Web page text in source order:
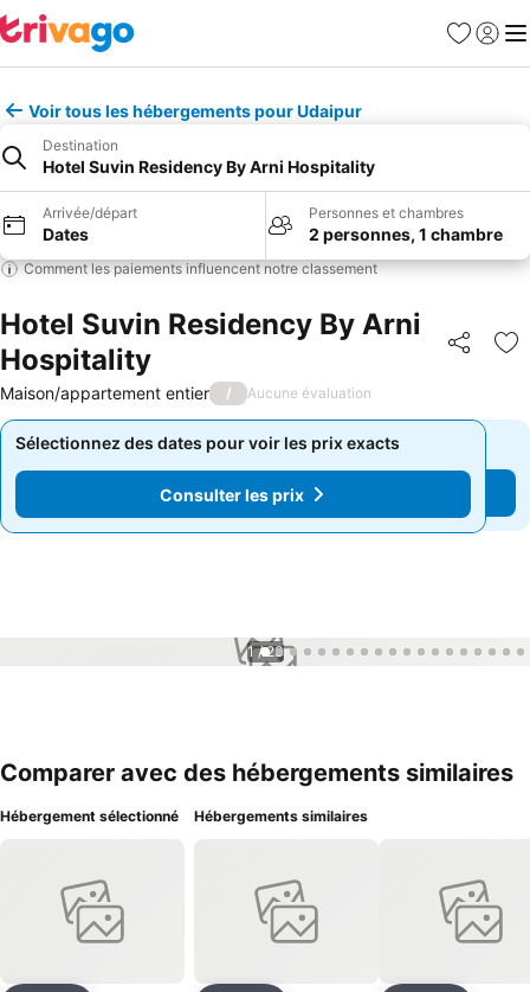
Favoris
Se
Voir tous les hébergements pour Udaipur
Destination
Hotel Suvin Residency By Arni Hospitality
Arrivée/départ
Dates
Personnes et chambres
2 personnes, 1 chambre
Comment les paiements influencent notre classement
Hotel Suvin Residency By Arni
Hospitality
Partager
Maison/appartement entier / Aucune évaluation
Sélectionnez des dates pour voir les prix exacts
Consulter les prix
Sélectionnez des dates pour voir les prix exacts
Consulter les prix
1 / 23
Comparer avec des hébergements similaires
Hébergement sélectionné Hébergements similaires